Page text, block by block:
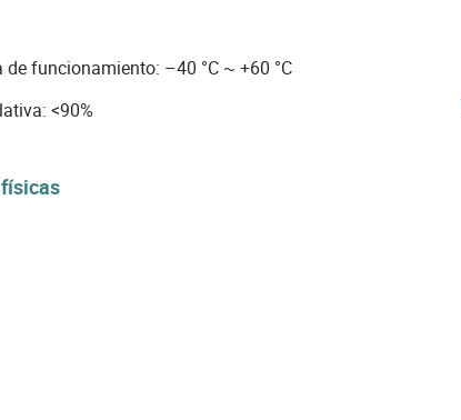
de funcionamiento: –40 °C ~ +60 °C
<90%